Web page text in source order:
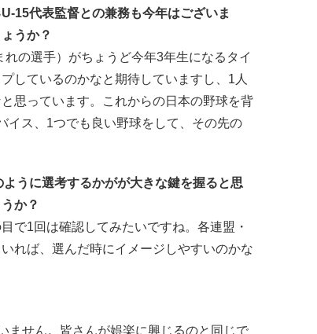
15代表監督との兼務も今年はございま
うか？
の選手）がちょうど今年3年生になるタイ
しているのかなと期待していますし、1人
思っています。これからの日本の野球を背
イス、1つでも良い野球をして、その先の
うに選考するかがが大きな鍵を握ると思
か？
で1回は確認してみたいですね。各連盟・
れば、選んだ時にイメージしやすいのかな
ません。皆さんが娯楽に興じるのと同じで